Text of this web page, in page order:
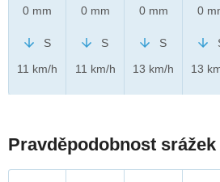
0 mm
S
11 km/h
0 mm
S
11 km/h
0 mm
S
13 km/h
0
13
Pravděpodobnost srážek